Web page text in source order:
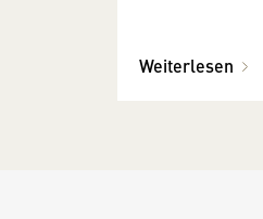
Weiterlesen